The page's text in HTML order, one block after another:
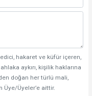
hakaret ve küfür içeren,
aykırı, kişilik haklarına
doğan her türlü mali,
Üyeler’e aittir.